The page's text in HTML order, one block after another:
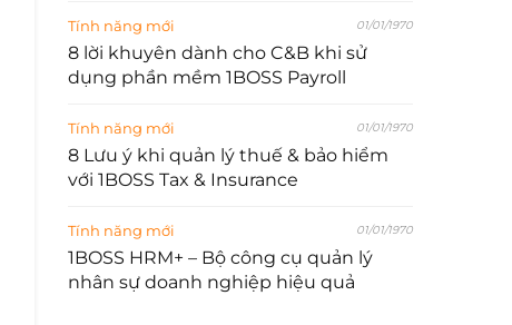
Tính năng mới 01/01/1970
8 lời khuyên dành cho C&B khi sử
dụng phần mềm 1BOSS Payroll
Tính năng mới 01/01/1970
8 Lưu ý khi quản lý thuế & bảo hiểm
với 1BOSS Tax & Insurance
Tính năng mới 01/01/1970
1BOSS HRM+ – Bộ công cụ quản lý
nhân sự doanh nghiệp hiệu quả